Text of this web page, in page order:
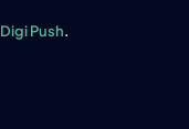
Digi Push.